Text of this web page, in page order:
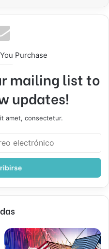
Purchase
mailing list to
updates!
amet, consectetur.